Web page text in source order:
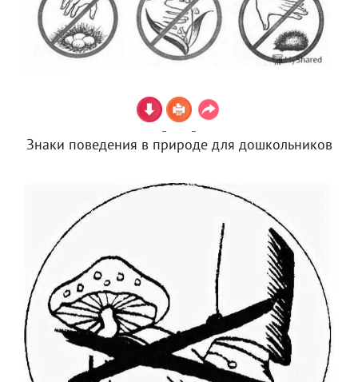
Знаки поведения в природе для дошкольников